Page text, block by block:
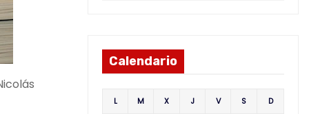
Calendario
L M X J V S D